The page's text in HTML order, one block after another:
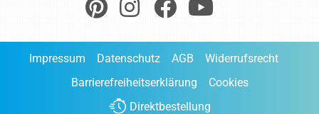
Impressum Datenschutz AGB
Widerrufsrecht
Barrierefreiheitserklärung
Cookies
Direktbestellung